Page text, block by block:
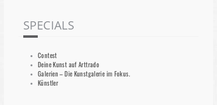
SPECIALS
Contest
Deine Kunst auf Arttrado
Galerien – Die Kunstgalerie im Fokus.
Künstler